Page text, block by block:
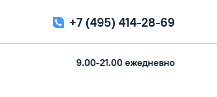
+7 (495) 414-28-69
9.00-21.00 ежедневно